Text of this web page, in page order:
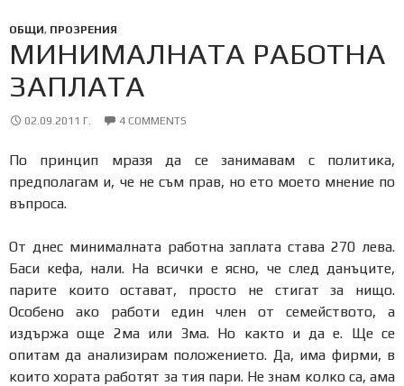
ОБЩИ, ПРОЗРЕНИЯ
МИНИМАЛНАТА РАБОТНА
ЗАПЛАТА
02.09.2011 Г. 4 COMMENTS
По принцип мразя да се занимавам с политика,
предполагам и, че не съм прав, но ето моето мнение по
въпроса.
От днес минималната работна заплата става 270 лева.
Баси кефа, нали. На всички е ясно, че след данъците,
парите които остават, просто не стигат за нищо.
Особено ако работи един член от семейството, а
издържа още 2ма или 3ма. Но както и да е. Ще се
опитам да анализирам положението. Да, има фирми, в
които хората работят за тия пари. Не знам колко са, ама